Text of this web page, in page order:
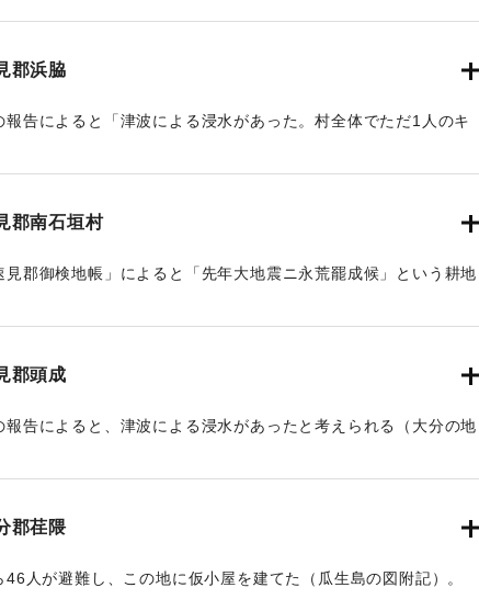
甚平 藤原方重
助 藤原信榮
坐の右側「人」は「口」で表記
院町別巻における碑文の写しでは、「耵奉鎮」の記載はない
院町別巻における碑文の写しでは、「両岸」と記載
園に鎮座する若宮八幡宮は弘仁十四年四月に、豊前国宇佐八幡宮
して祭られた。毎年八月十五日に幸祭が行われ、奈良田の離宮の
た。慶長元年七月一日より、連日連夜大地震が起き、同七日夜よ
滅亡し、村の跡地は山の様に石が積まれたのみとなった。この災
者はあまりにも多く数えることができなかった。また、当離宮に
が及んだ。加えて、この災害の被害に遭った各村の家屋、田畑も
郡浜脇
報告によると「津波による浸水があった。村全体でただ1人のキ
見郡御検地帳」によると「先年大地震ニ永荒罷成候」という耕地
郡南石垣村
見郡御検地帳」によると「先年大地震ニ永荒罷成候」という耕地
郡頭成
報告によると、津波による浸水があったと考えられる（大分の地
郡荏隈
46人が避難し、この地に仮小屋を建てた（瓜生島の図附記）。